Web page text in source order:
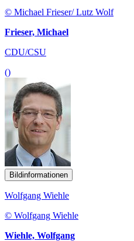
© Michael Frieser/ Lutz Wolf
Frieser, Michael
CDU/CSU
()
Bildinformationen
Wolfgang Wiehle
© Wolfgang Wiehle
Wiehle, Wolfgang